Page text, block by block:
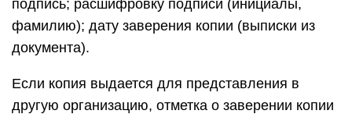
подпись; расшифровку подписи (инициалы,
фамилию); дату заверения копии (выписки из
документа).
Если копия выдается для представления в
другую организацию, отметка о заверении копии